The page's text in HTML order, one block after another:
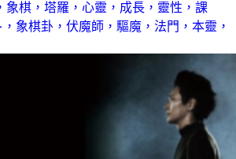
象棋，塔羅，心靈，成長，靈性，課
象棋卦，伏魔師，驅魔，法門，本靈，